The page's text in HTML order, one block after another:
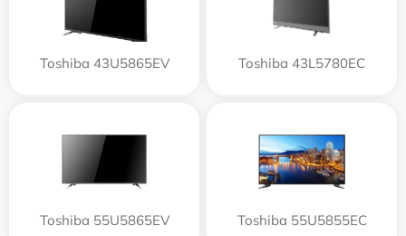
Toshiba 43U5865EV Toshiba 43L5780EC
Toshiba 55U5865EV Toshiba 55U5855EC